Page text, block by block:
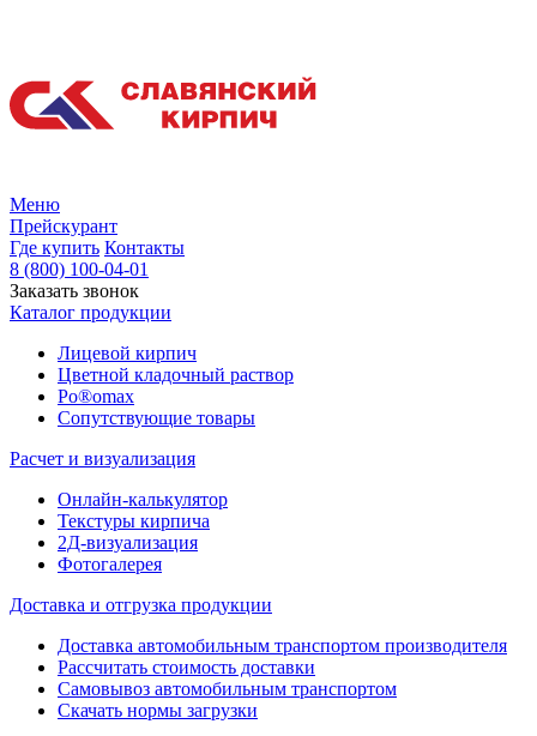
Меню
Прейскурант
Где купить Контакты
8 (800) 100-04-01
Заказать звонок
Каталог продукции
Лицевой кирпич
Цветной кладочный раствор
Po®omax
Сопутствующие товары
Расчет и визуализация
Онлайн-калькулятор
Текстуры кирпича
2Д-визуализация
Фотогалерея
Доставка и отгрузка продукции
Доставка автомобильным транспортом производителя
Рассчитать стоимость доставки
Самовывоз автомобильным транспортом
Скачать нормы загрузки